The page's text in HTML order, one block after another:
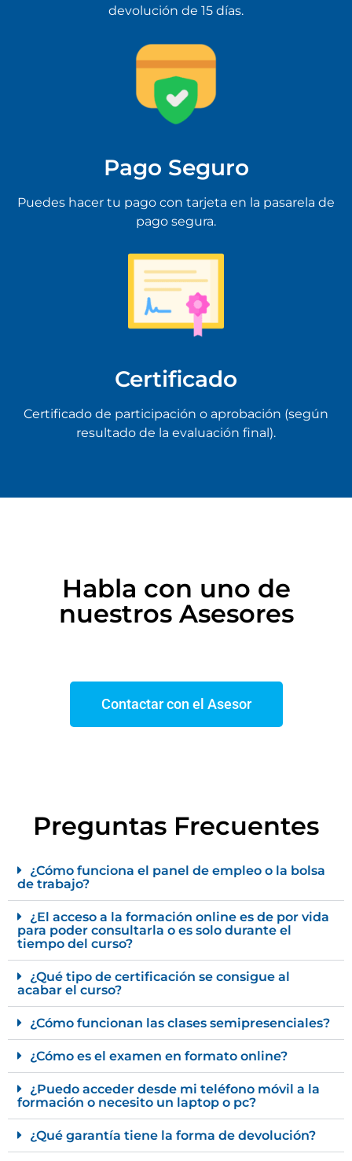
devolución de 15 días.
Pago Seguro
Puedes hacer tu pago con tarjeta en la pasarela de
pago segura.
Certificado
Certificado de participación o aprobación (según
resultado de la evaluación final).
Habla con uno de
nuestros Asesores
Contactar con el Asesor
Preguntas Frecuentes
¿Cómo funciona el panel de empleo o la bolsa
de trabajo?
¿El acceso a la formación online es de por vida
para poder consultarla o es solo durante el
tiempo del curso?
¿Qué tipo de certificación se consigue al
acabar el curso?
¿Cómo funcionan las clases semipresenciales?
¿Cómo es el examen en formato online?
¿Puedo acceder desde mi teléfono móvil a la
formación o necesito un laptop o pc?
¿Qué garantía tiene la forma de devolución?